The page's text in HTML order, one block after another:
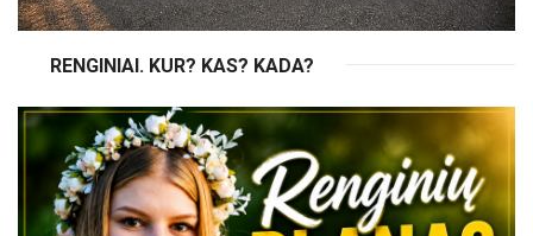
RENGINIAI. KUR? KAS? KADA?